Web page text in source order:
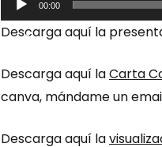
00:00
Descarga aquí la
Descarga aquí laCarta
canva, mándame un
Descarga aquí la